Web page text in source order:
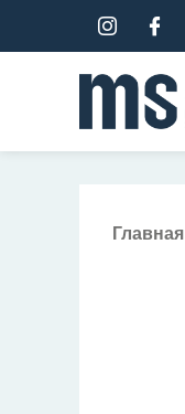
к
содержимому
Главная